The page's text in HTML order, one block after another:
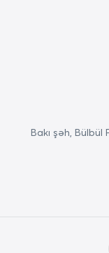
Bakı şəh, Bülbül